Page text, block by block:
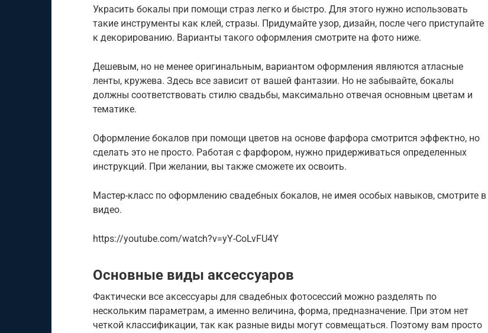
Украсить бокалы при помощи страз легко и быстро. Для этого нужно использовать
такие инструменты как клей, стразы. Придумайте узор, дизайн, после чего приступайте
к декорированию. Варианты такого оформления смотрите на фото ниже.
Дешевым, но не менее оригинальным, вариантом оформления являются атласные
ленты, кружева. Здесь все зависит от вашей фантазии. Но не забывайте, бокалы
должны соответствовать стилю свадьбы, максимально отвечая основным цветам и
тематике.
Оформление бокалов при помощи цветов на основе фарфора смотрится эффектно, но
сделать это не просто. Работая с фарфором, нужно придерживаться определенных
инструкций. При желании, вы также сможете их освоить.
Мастер-класс по оформлению свадебных бокалов, не имея особых навыков, смотрите в
видео.
https://youtube.com/watch?v=yY-CoLvFU4Y
Основные виды аксессуаров
Фактически все аксессуары для свадебных фотосессий можно разделять по
нескольким параметрам, а именно величина, форма, предназначение. При этом нет
четкой классификации, так как разные виды могут совмещаться. Поэтому вам просто